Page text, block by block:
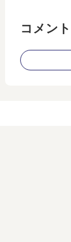
コメント